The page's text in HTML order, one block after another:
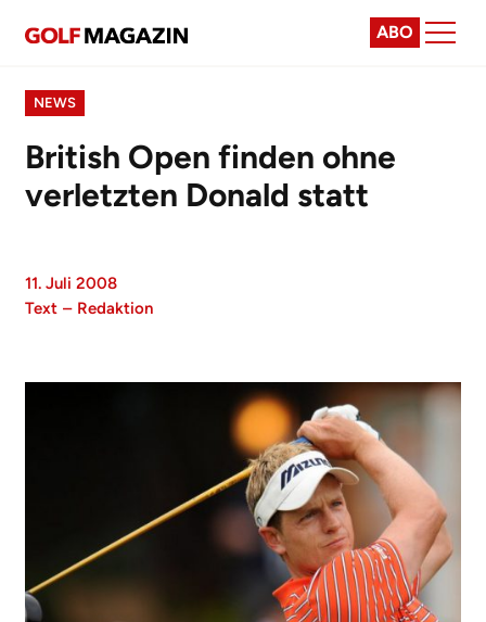
ABO
NEWS
British Open finden ohne
verletzten Donald statt
11. Juli 2008
Text – Redaktion